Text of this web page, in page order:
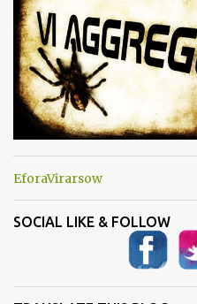
EforaVirarsow
SOCIAL LIKE & FOLLOW